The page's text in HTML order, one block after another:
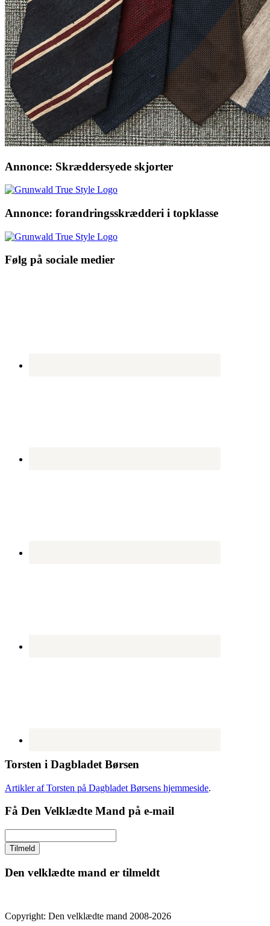
Annonce: Skræddersyede skjorter
Annonce: forandringsskrædderi i topklasse
Følg på sociale medier
Torsten i Dagbladet Børsen
Artikler af Torsten på Dagbladet Børsens hjemmeside.
Få Den Velklædte Mand på e-mail
Den velklædte mand er tilmeldt
Copyright: Den velklædte mand 2008-2026